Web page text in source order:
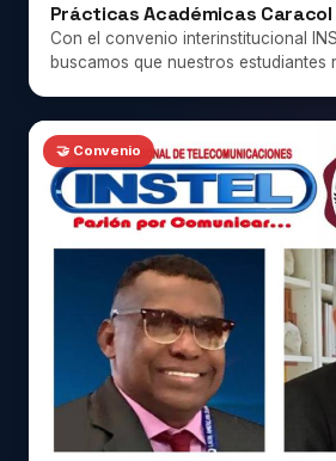
Prácticas Académicas Caracol
Con el convenio interinstitucional
buscamos que nuestros estudiantes
🤝 Convenio